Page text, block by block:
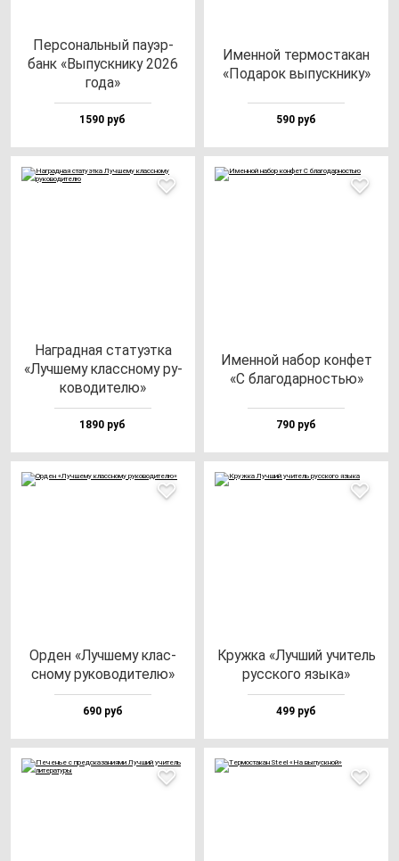
Пер­со­наль­ный па­уэр­
банк «Выпус­кни­ку 2026
го­да»
1590 руб
Имен­ной тер­мос­та­кан
«Пода­рок вы­пус­кни­ку»
590 руб
Наг­рад­ная ста­ту­эт­ка
«Луч­ше­му клас­сно­му ру­
ко­во­ди­те­лю»
1890 руб
Имен­ной на­бор кон­фет
«С бла­го­дар­ностью»
790 руб
Орден «Луч­ше­му клас­
сно­му ру­ко­во­ди­те­лю»
690 руб
Круж­ка «Луч­ший учи­тель
рус­ско­го язы­ка»
499 руб